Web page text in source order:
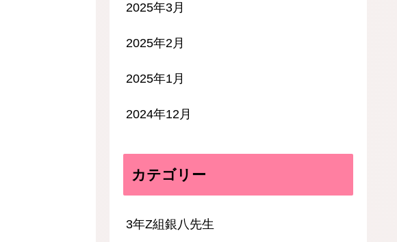
2025年3月
2025年2月
2025年1月
2024年12月
カテゴリー
3年Z組銀八先生